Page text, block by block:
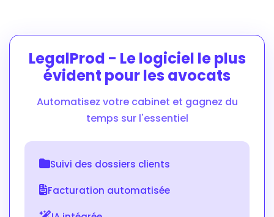
LegalProd - Le logiciel le plus
évident pour les avocats
Automatisez votre cabinet et gagnez du
temps sur l'essentiel
Suivi des dossiers clients
Facturation automatisée